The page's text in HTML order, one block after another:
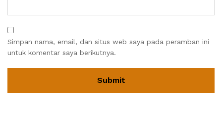
Simpan nama, email, dan situs web saya pada peramban ini
untuk komentar saya berikutnya.